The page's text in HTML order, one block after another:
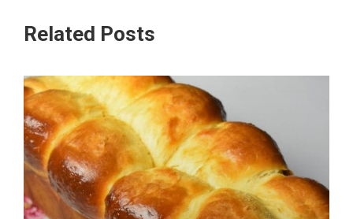
Related Posts